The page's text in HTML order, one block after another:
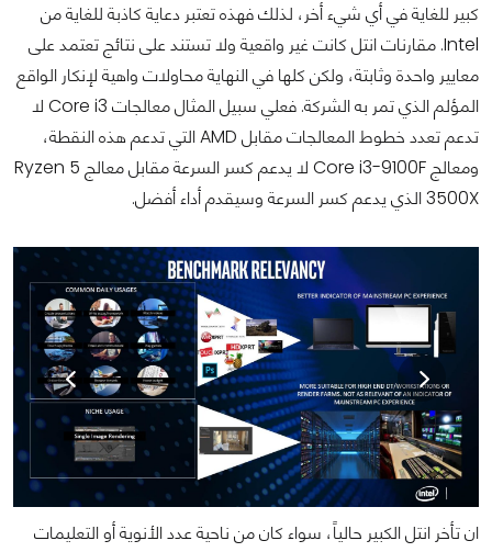
كبير للغاية في أي شيء أخر، لذلك فهذه تعتبر دعاية كاذبة للغاية من
Intel. مقارنات انتل كانت غير واقعية ولا تستند على نتائج تعتمد على
معايير واحدة وثابتة، ولكن كلها في النهاية محاولات واهية لإنكار الواقع
المؤلم الذي تمر به الشركة. فعلي سبيل المثال معالجات Core i3 لا
تدعم تعدد خطوط المعالجات مقابل AMD التي تدعم هذه النقطة،
ومعالج Core i3-9100F لا يدعم كسر السرعة مقابل معالج Ryzen 5
3500X الذي يدعم كسر السرعة وسيقدم أداء أفضل.
ان تأخر انتل الكبير حالياً، سواء كان من ناحية عدد الأنوية أو التعليمات